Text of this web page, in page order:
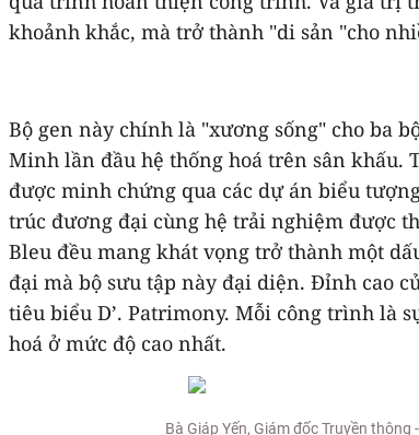
khoảnh khắc, mà trở thành "di sản "cho
Bộ gen này chính là "xương sống" cho ba
Minh lần đầu hệ thống hoá trên sân khấu.
được minh chứng qua các dự án biểu
trúc đương đại cùng hệ trải nghiệm được
Bleu đều mang khát vọng trở thành một
đại mà bộ sưu tập này đại diện. Đỉnh cao
tiêu biểu D’. Patrimony. Mỗi công trình là
hoá ở mức độ cao nhất.
Bà Giáp Yến, Giám đốc Truyền